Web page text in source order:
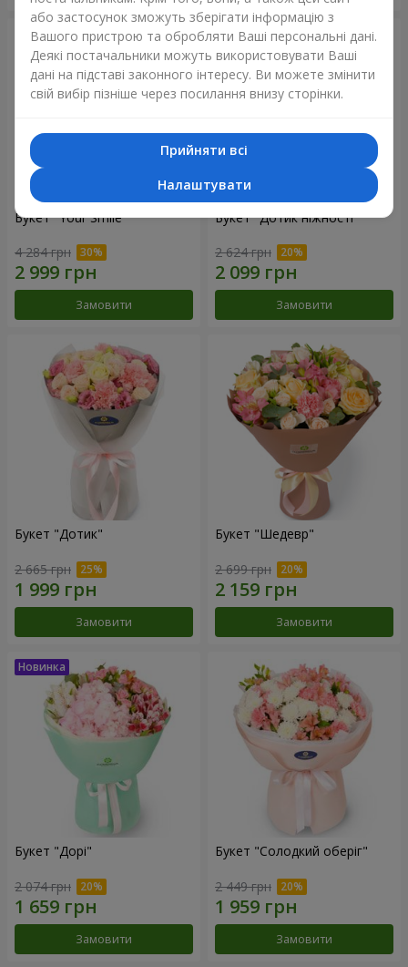
Букет "Your Smile"
4 284 грн
Замовити
Букет "Дотик ніжності"
2 624 грн
Замовити
Букет "Дотик"
2 665 грн
Замовити
Букет "Шедевр"
2 699 грн
Замовити
Букет "Дорі"
2 074 грн
Замовити
Букет "Солодкий оберіг"
2 449 грн
Замовити
або застосунок зможуть зберігати інформацію з
Вашого пристрою та обробляти Ваші персональні дані.
Деякі постачальники можуть використовувати Ваші
дані на підставі законного інтересу. Ви можете змінити
свій вибір пізніше через посилання внизу сторінки.
Прийняти всі
Налаштувати